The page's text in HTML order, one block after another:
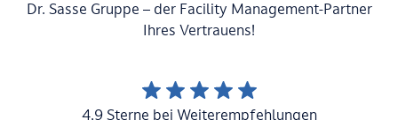
Dr. Sasse Gruppe – der Facility Management-Partner
Ihres Vertrauens!
4,9 Sterne bei Weiterempfehlungen